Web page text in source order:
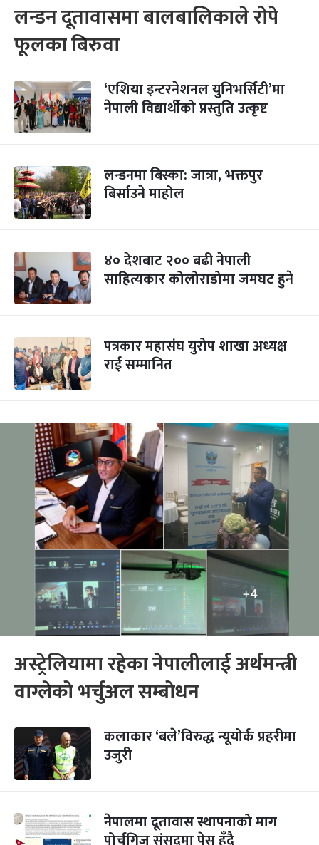
लन्डन दूतावासमा बालबालिकाले रोपे
फूलका बिरुवा
‘एशिया इन्टरनेशनल युनिभर्सिटी’मा
नेपाली विद्यार्थीको प्रस्तुति उत्कृष्ट
लन्डनमा बिस्का: जात्रा, भक्तपुर
बिर्साउने माहोल
४० देशबाट २०० बढी नेपाली
साहित्यकार कोलोराडोमा जमघट हुने
पत्रकार महासंघ युरोप शाखा अध्यक्ष
राई सम्मानित
अस्ट्रेलियामा रहेका नेपालीलाई अर्थमन्त्री
वाग्लेको भर्चुअल सम्बोधन
कलाकार ‘बले’विरुद्ध न्यूयोर्क प्रहरीमा
उजुरी
नेपालमा दूतावास स्थापनाको माग